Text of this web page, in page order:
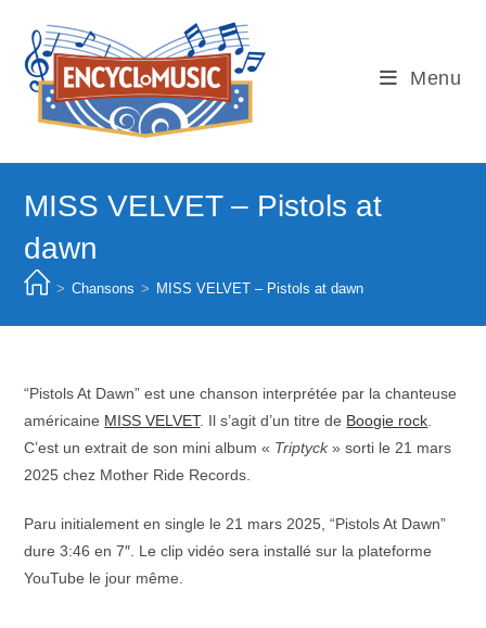
content
Menu
MISS VELVET – Pistols at
dawn
> Chansons > MISS VELVET – Pistols at dawn
“Pistols At Dawn” est une chanson interprétée par la chanteuse
américaine MISS VELVET. Il s’agit d’un titre de Boogie rock
C’est un extrait de son mini album « Triptyck» sorti le 21 mars
2025 chez Mother Ride Records.
Paru initialement en single le 21 mars 2025, “Pistols At Dawn”
dure 3:46 en 7″. Le clip vidéo sera installé sur la plateforme
YouTube le jour même.